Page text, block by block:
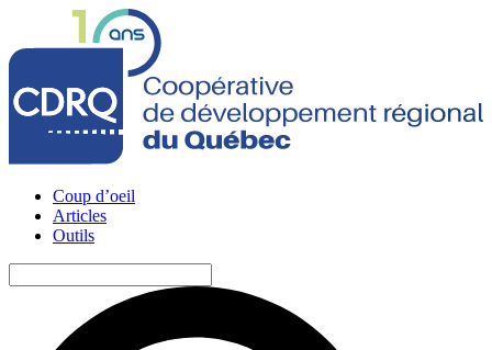
Coup d’oeil
Articles
Outils